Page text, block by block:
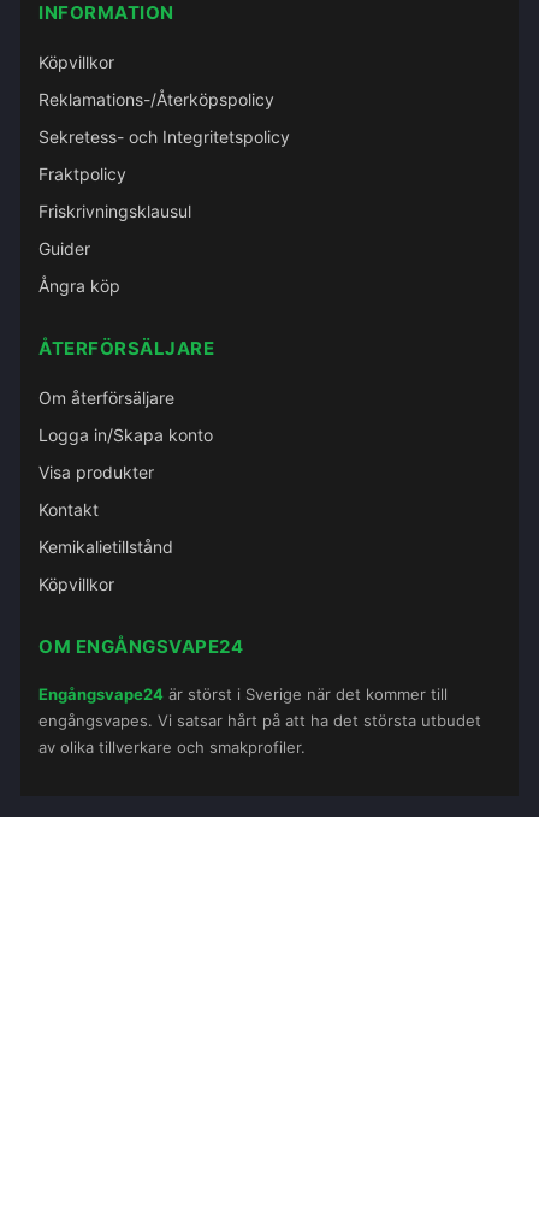
INFORMATION
Köpvillkor
Reklamations-/Återköpspolicy
Sekretess- och Integritetspolicy
Fraktpolicy
Friskrivningsklausul
Guider
Ångra köp
ÅTERFÖRSÄLJARE
Om återförsäljare
Logga in/Skapa konto
Visa produkter
Kontakt
Kemikalietillstånd
Köpvillkor
OM ENGÅNGSVAPE24
Engångsvape24 är störst i Sverige när det kommer till
engångsvapes. Vi satsar hårt på att ha det största utbudet
av olika tillverkare och smakprofiler.